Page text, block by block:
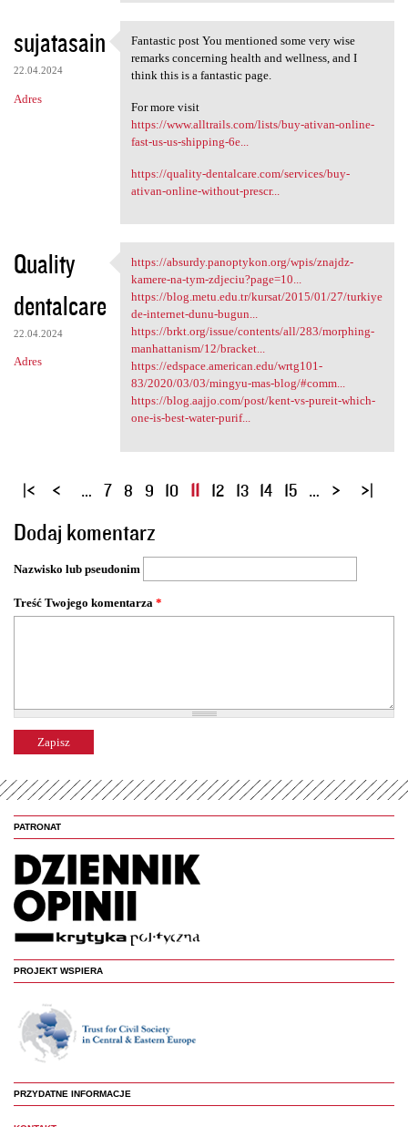
sujatasain
22.04.2024
Adres
Fantastic post You mentioned
Fantastic post You mentioned some very wise
remarks concerning health and wellness, and I
think this is a fantastic page.
For more visit
https://www.alltrails.com/lists/buy-ativan-online-
fast-us-us-shipping-6e...
https://quality-dentalcare.com/services/buy-
ativan-online-without-prescr...
Quality
dentalcare
22.04.2024
Adres
https://absurdy.panoptykon
https://absurdy.panoptykon.org/wpis/znajdz-
kamere-na-tym-zdjeciu?page=10...
https://blog.metu.edu.tr/kursat/2015/01/27/turkiye
de-internet-dunu-bugun...
https://brkt.org/issue/contents/all/283/morphing-
manhattanism/12/bracket...
https://edspace.american.edu/wrtg101-
83/2020/03/03/mingyu-mas-blog/#comm...
https://blog.aajjo.com/post/kent-vs-pureit-which-
one-is-best-water-purif...
S
r
o
n
y
… 7 8 9 10 11 12 13 14 15 …
Dodaj komentarz
Nazwisko lub pseudonim
Treść Twojego komentarza *
PATRONAT
PROJEKT WSPIERA
PRZYDATNE INFORMACJE